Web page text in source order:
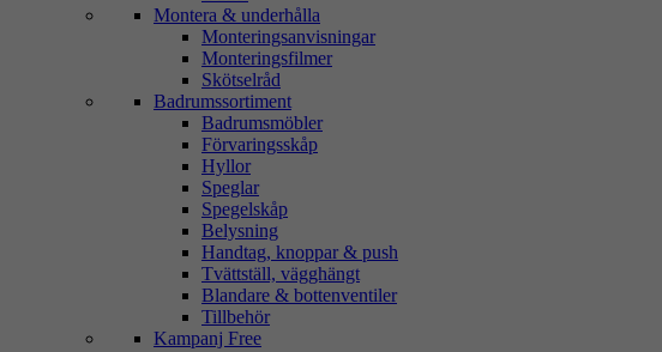
Montera & underhålla
Monteringsanvisningar
Monteringsfilmer
Skötselråd
Badrumssortiment
Badrumsmöbler
Förvaringsskåp
Hyllor
Speglar
Spegelskåp
Belysning
Handtag, knoppar & push
Tvättställ, vägghängt
Blandare & bottenventiler
Tillbehör
Kampanj Free